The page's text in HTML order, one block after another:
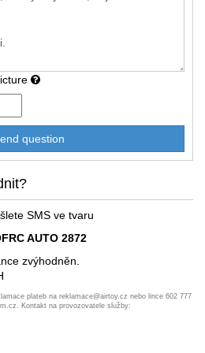
SMS ve tvaru
AUTO 2872
zvýhodněn.
plateb na reklamace@airtoy.cz nebo lince 602 777
Kontakt na provozovatele služby: